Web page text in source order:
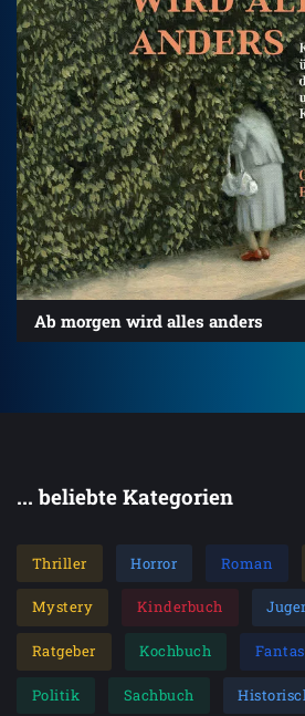
Ab morgen wird alles anders
... beliebte Kategorien
Thriller Horror Roman
Mystery Kinderbuch
Ratgeber Kochbuch
Politik Sachbuch